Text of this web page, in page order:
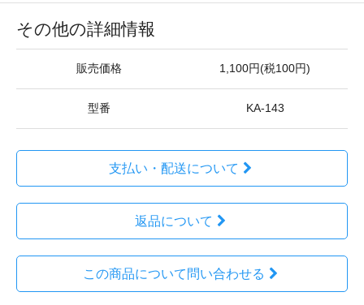
その他の詳細情報
販売価格 1,100円(税100円)
型番 KA-143
支払い・配送について
返品について
この商品について問い合わせる